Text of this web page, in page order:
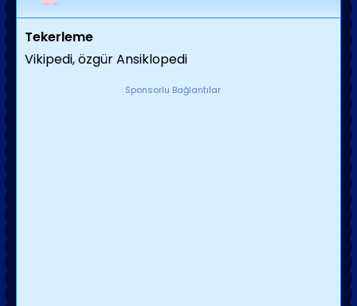
Tekerleme
Vikipedi, özgür Ansiklopedi
Sponsorlu Bağlantılar